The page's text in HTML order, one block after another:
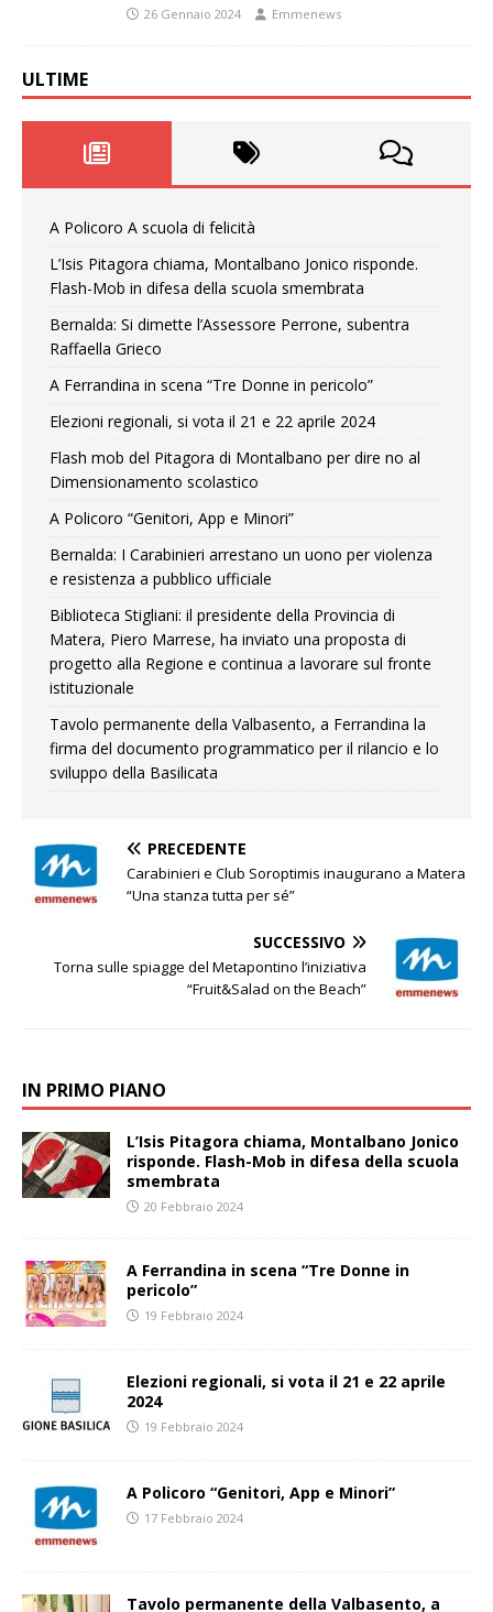
26 Gennaio 2024 Emmenews
ULTIME
A Policoro A scuola di felicità
L’Isis Pitagora chiama, Montalbano Jonico risponde.
Flash-Mob in difesa della scuola smembrata
Bernalda: Si dimette l’Assessore Perrone, subentra
Raffaella Grieco
A Ferrandina in scena “Tre Donne in pericolo”
Elezioni regionali, si vota il 21 e 22 aprile 2024
Flash mob del Pitagora di Montalbano per dire no al
Dimensionamento scolastico
A Policoro “Genitori, App e Minori”
Bernalda: I Carabinieri arrestano un uono per violenza
e resistenza a pubblico ufficiale
Biblioteca Stigliani: il presidente della Provincia di
Matera, Piero Marrese, ha inviato una proposta di
progetto alla Regione e continua a lavorare sul fronte
istituzionale
Tavolo permanente della Valbasento, a Ferrandina la
firma del documento programmatico per il rilancio e lo
sviluppo della Basilicata
PRECEDENTE
Carabinieri e Club Soroptimis inaugurano a Matera
“Una stanza tutta per sé”
SUCCESSIVO
Torna sulle spiagge del Metapontino l’iniziativa
“Fruit&Salad on the Beach”
IN PRIMO PIANO
L’Isis Pitagora chiama, Montalbano Jonico
risponde. Flash-Mob in difesa della scuola
smembrata
20 Febbraio 2024
A Ferrandina in scena “Tre Donne in
pericolo”
19 Febbraio 2024
Elezioni regionali, si vota il 21 e 22 aprile
2024
19 Febbraio 2024
A Policoro “Genitori, App e Minori”
17 Febbraio 2024
Tavolo permanente della Valbasento, a